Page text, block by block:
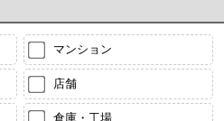
マンション
店舗
倉庫・工場